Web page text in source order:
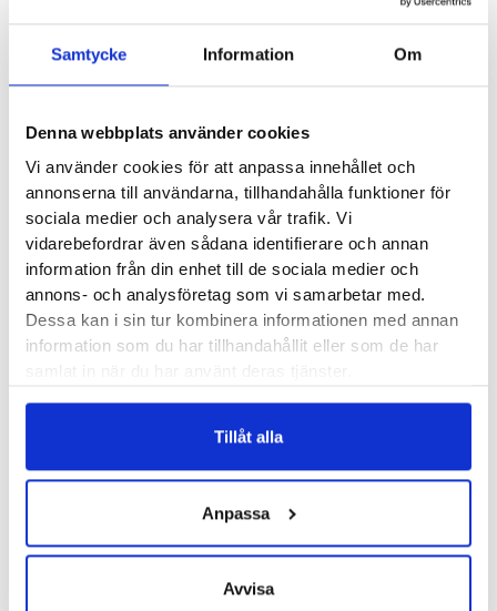
Samtycke Information Om
Denna webbplats använder cookies
Vi använder cookies för att anpassa innehållet och
annonserna till användarna, tillhandahålla funktioner för
sociala medier och analysera vår trafik. Vi
vidarebefordrar även sådana identifierare och annan
information från din enhet till de sociala medier och
annons- och analysföretag som vi samarbetar med.
Dessa kan i sin tur kombinera informationen med annan
information som du har tillhandahållit eller som de har
Tillåt alla
Anpassa
Avvisa
kunna tänka sig att det är en tung och klumpig sko vi har att
vikt för den mängden dämpning som skon ger. Och med
tanke på att den kommer fungera som en mängdträningssko
så har vi ett utmärkt alternativ för dig som vill ha en sko med
låg vikt, mycket dämpning och avlastande rullsula.
Hemligheten till den låga vikten ligger i mellansulan, där
Saucony använt sig av materialet PWRRUN. Det ger en både
mjuk och explosiv känsla men med mycket låg vikt.
Fotvalv:Normala, höga
Vikt:229 g
4 mm